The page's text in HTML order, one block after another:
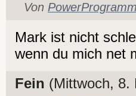
Von
Mark ist nicht
wenn du mich net
Fein (Mittwoch, 8.